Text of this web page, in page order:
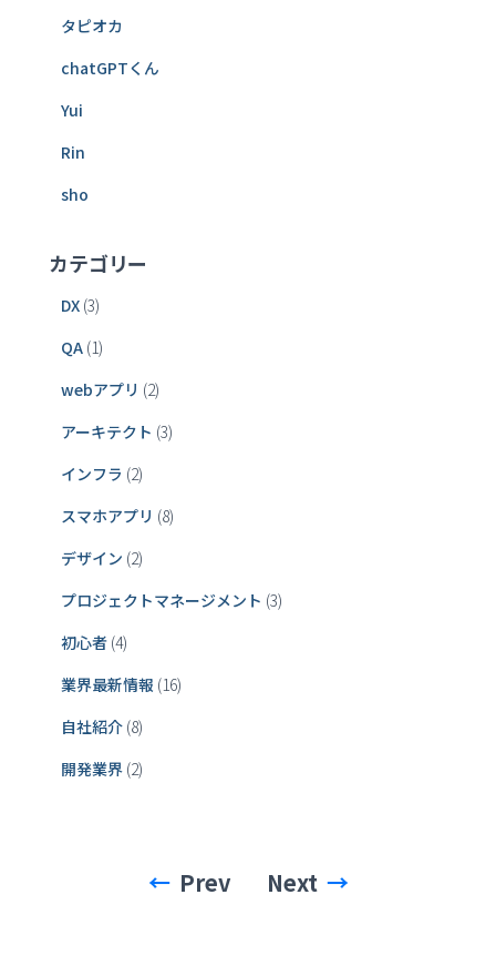
タピオカ
chatGPTくん
Yui
Rin
sho
カテゴリー
DX (3)
QA (1)
webアプリ (2)
アーキテクト (3)
インフラ (2)
スマホアプリ (8)
デザイン (2)
プロジェクトマネージメント (3)
初心者 (4)
業界最新情報 (16)
自社紹介 (8)
開発業界 (2)
Prev Next